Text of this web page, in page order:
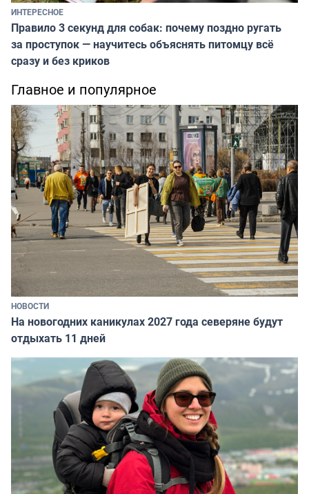
ИНТЕРЕСНОЕ
Правило 3 секунд для собак: почему поздно ругать
за проступок — научитесь объяснять питомцу всё
сразу и без криков
Главное и популярное
НОВОСТИ
На новогодних каникулах 2027 года северяне будут
отдыхать 11 дней